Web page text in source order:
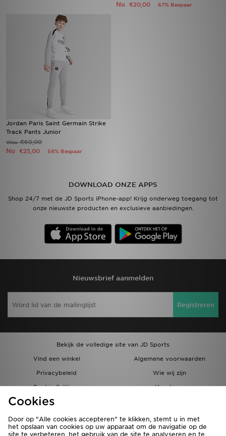
Nu €20,00 67% Bespaar
Jordan Paris Saint Germain Strike
Track Pants Junior
Was€60,00
Nu €25,00 58% Bespaar
DOWNLOAD ONZE APPS
Shop 24/7 met de JD Sports iPhone-app! Krijg onderweg toegang tot
onze nieuwste producten en exclusieve aanbiedingen.
Nieuwsbrief aanmelden
Registreren
Bekijk de volledige site van JD Sports
Vind een winkel
Algemene voorwaarden
Privacybeleid
Wie wij zijn
Cookie Settings
Vacatures
Bestellingen en Levering
Bestelling traceren
Klantenservice
Download de app
Wie wij zijn
Cookies
Door op "Alle cookies accepteren" te klikken, stemt u in met
het opslaan van cookies op uw apparaat om de navigatie op de
site te verbeteren, het gebruik van de site te analyseren en te